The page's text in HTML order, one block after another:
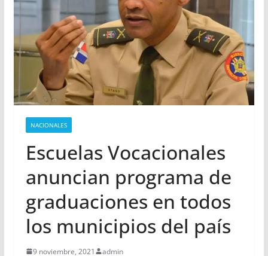
NACIONALES
Escuelas Vocacionales
anuncian programa de
graduaciones en todos
los municipios del país
9 noviembre, 2021 admin